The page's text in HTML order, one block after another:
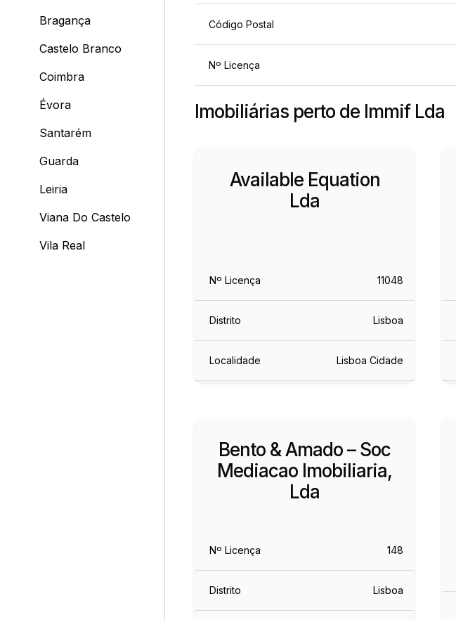
Bragança
Castelo Branco
Coimbra
Évora
Santarém
Guarda
Leiria
Viana Do Castelo
Vila Real
Código Postal
Nº Licença
Imobiliárias perto de Immif Lda
Available Equation
Lda
Nº Licença 11048
Distrito Lisboa
Localidade Lisboa Cidade
Bento & Amado – Soc
Mediacao Imobiliaria,
Lda
Nº Licença 148
Distrito Lisboa